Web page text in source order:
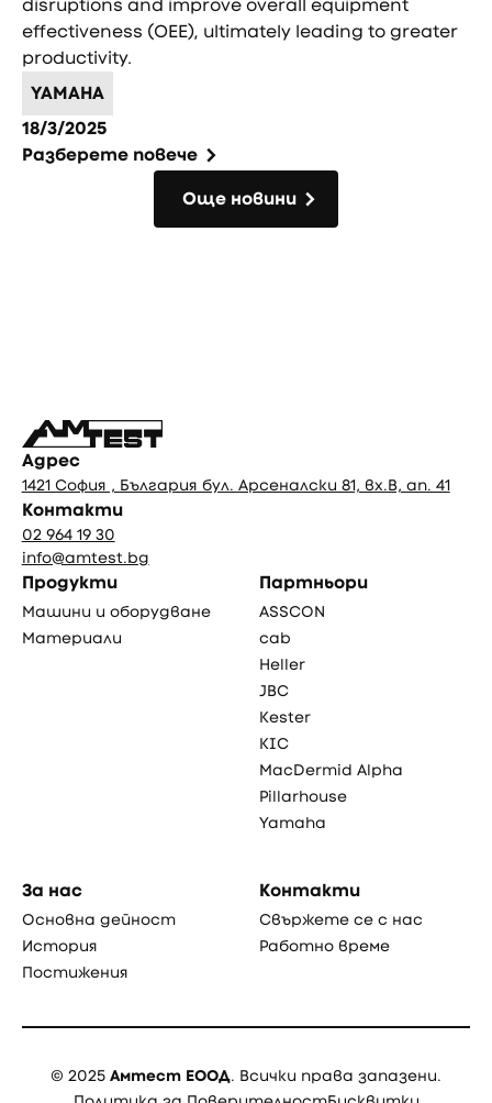
disruptions and improve overall equipment
effectiveness (OEE), ultimately leading to greater
productivity.
YAMAHA
18/3/2025
Разберете повече
Още новини
Адрес
1421 София , България бул. Арсеналски 81, вх.В, ап. 41
Контакти
02 964 19 30
info@amtest.bg
Продукти
Машини и оборудване
Материали
Партньори
ASSCON
cab
Heller
JBC
Kester
KIC
MacDermid Alpha
Pillarhouse
Yamaha
За нас
Основна дейност
История
Постижения
Контакти
Свържете се с нас
Работно време
© 2025 Амтест ЕООД. Всички права запазени.